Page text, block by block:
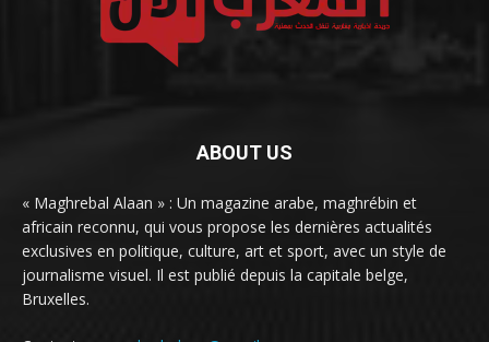
ABOUT US
« Maghrebal Alaan » : Un magazine arabe, maghrébin et
africain reconnu, qui vous propose les dernières actualités
exclusives en politique, culture, art et sport, avec un style de
journalisme visuel. Il est publié depuis la capitale belge,
Bruxelles.